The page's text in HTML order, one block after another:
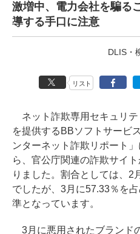
激増中、電力会社を騙る
導する手口に注意
DLIS・
リスト
ネット詐欺専用セキュリテ
を提供するBBソフトサービ
ンターネット詐欺リポート
ら、官公庁関連の詐欺サイ
りました。割合としては、2
でしたが、3月に57.33％を
準となっています。
3月に悪用されたブランド